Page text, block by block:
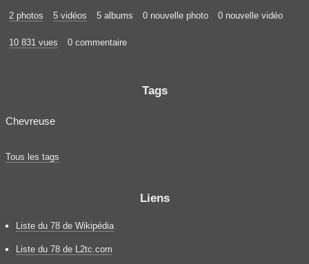
2 photos 5 vidéos 5 albums 0 nouvelle photo 0 nouvelle vidéo
10 831 vues 0 commentaire
Tags
Chevreuse
Tous les tags
Liens
Liste du 78 de Wikipédia
Liste du 78 de L2tc.com